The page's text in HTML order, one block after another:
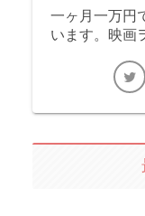
一ヶ月一万円
います。映画